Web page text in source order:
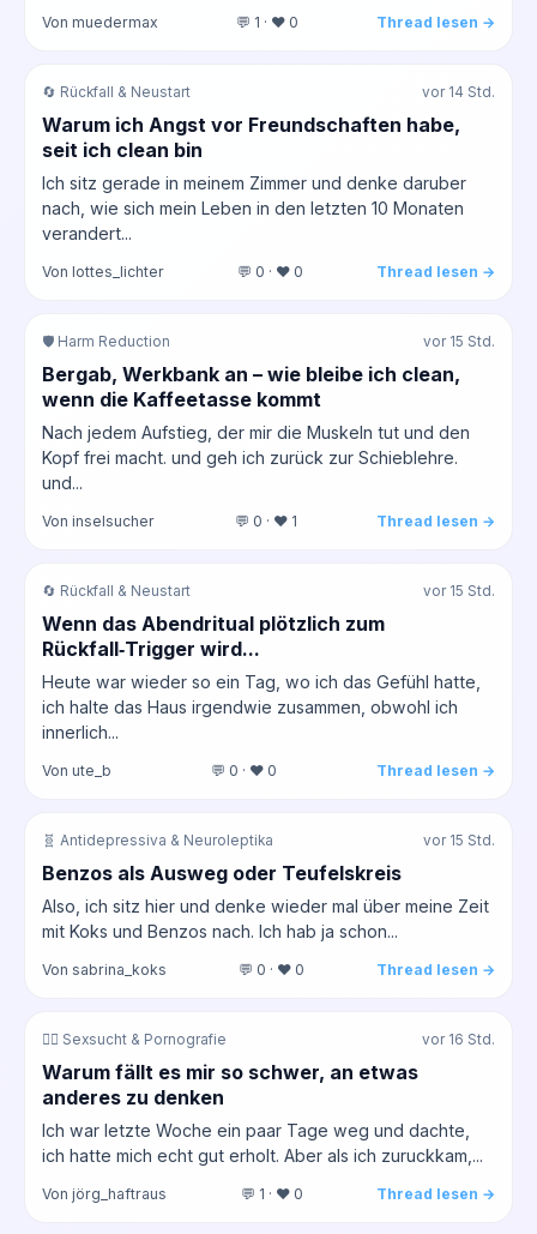
Von muedermax 💬 1 · ❤️ 0 Thread lesen →
🔄 Rückfall & Neustart vor 14 Std.
Warum ich Angst vor Freundschaften habe,
seit ich clean bin
Ich sitz gerade in meinem Zimmer und denke daruber
nach, wie sich mein Leben in den letzten 10 Monaten
verandert...
Von lottes_lichter 💬 0 · ❤️ 0 Thread lesen →
🛡️ Harm Reduction vor 15 Std.
Bergab, Werkbank an – wie bleibe ich clean,
wenn die Kaffeetasse kommt
Nach jedem Aufstieg, der mir die Muskeln tut und den
Kopf frei macht. und geh ich zurück zur Schieblehre.
und...
Von inselsucher 💬 0 · ❤️ 1 Thread lesen →
🔄 Rückfall & Neustart vor 15 Std.
Wenn das Abendritual plötzlich zum
Rückfall‑Trigger wird...
Heute war wieder so ein Tag, wo ich das Gefühl hatte,
ich halte das Haus irgendwie zusammen, obwohl ich
innerlich...
Von ute_b 💬 0 · ❤️ 0 Thread lesen →
🧬 Antidepressiva & Neuroleptika vor 15 Std.
Benzos als Ausweg oder Teufelskreis
Also, ich sitz hier und denke wieder mal über meine Zeit
mit Koks und Benzos nach. Ich hab ja schon...
Von sabrina_koks 💬 0 · ❤️ 0 Thread lesen →
❤️‍🔥 Sexsucht & Pornografie vor 16 Std.
Warum fällt es mir so schwer, an etwas
anderes zu denken
Ich war letzte Woche ein paar Tage weg und dachte,
ich hatte mich echt gut erholt. Aber als ich zuruckkam,...
Von jörg_haftraus 💬 1 · ❤️ 0 Thread lesen →